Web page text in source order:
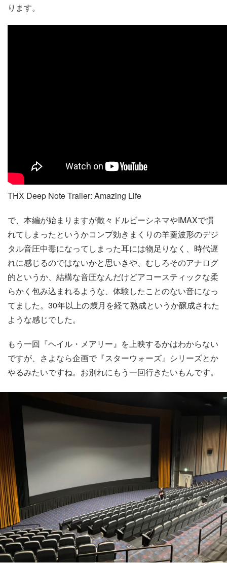
ります。
THX Deep Note Trailer: Amazing Life
で、本編が始まりますが散々ドルビーシネマやIMAXで慣
れてしまったというかコンプ効きまくりの羊羹波形のデジ
タル音圧中毒になってしまった耳には物足りなく、時代遅
れに感じるのではないかと思いきや、むしろそのアナログ
的というか、結構な音圧なんだけどアコースティックな柔
らかく包み込まれるような、体験したことのない音になっ
てました。30年以上の歳月を経て熟成というか醸成された
ような感じでした。
もう一回『ヘイル・メアリー』を上映するかはわからない
ですが、さよなら企画で『スターウォーズ』シリーズとか
やるみたいですね。お別れにもう一回行きたいもんです。